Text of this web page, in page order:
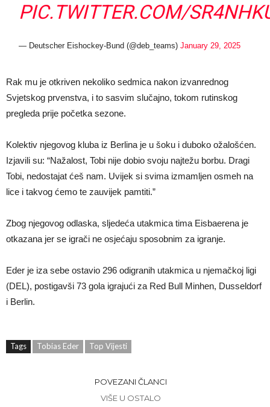
PIC.TWITTER.COM/
— Deutscher Eishockey-Bund (@deb_teams)January 29, 2025
Rak mu je otkriven nekoliko sedmica nakon izvanrednog
Svjetskog prvenstva, i to sasvim slučajno, tokom rutinskog
pregleda prije početka sezone.
Kolektiv njegovog kluba iz Berlina je u šoku i duboko ožalošćen.
Izjavili su: “Nažalost, Tobi nije dobio svoju najtežu borbu. Dragi
Tobi, nedostajat ćeš nam. Uvijek si svima izmamljen osmeh na
lice i takvog ćemo te zauvijek pamtiti.”
Zbog njegovog odlaska, sljedeća utakmica tima Eisbaerena je
otkazana jer se igrači ne osjećaju sposobnim za igranje.
Eder je iza sebe ostavio 296 odigranih utakmica u njemačkoj ligi
(DEL), postigavši 73 gola igrajući za Red Bull Minhen, Dusseldorf
i Berlin.
Tags Tobias Eder Top Vijesti
POVEZANI ČLANCI
VIŠE U OSTALO